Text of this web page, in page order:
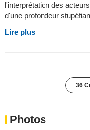
l'interprétation des
d'une profondeur
Lire plus
36
Photos